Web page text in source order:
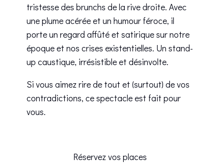
tristesse des brunchs de la rive droite. Avec
une plume acérée et un humour féroce, il
porte un regard affûté et satirique sur notre
époque et nos crises existentielles. Un stand-
up caustique, irrésistible et désinvolte.
Si vous aimez rire de tout et (surtout) de vos
contradictions, ce spectacle est fait pour
vous.
Réservez vos places